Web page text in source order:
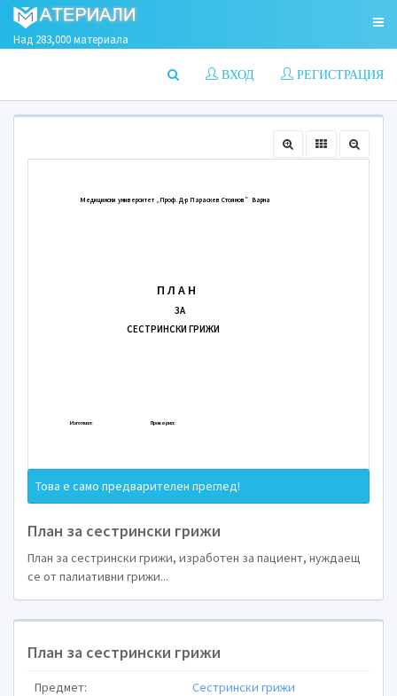
Над 283,000 материала
РЕГИСТРАЦИЯ
ВХОД
ЗА
Това е само предварителен преглед!
План за сестрински грижи
План за сестрински грижи, изработен за пациент, нуждаещ
се от палиативни грижи...
План за сестрински грижи
Предмет: Сестрински грижи